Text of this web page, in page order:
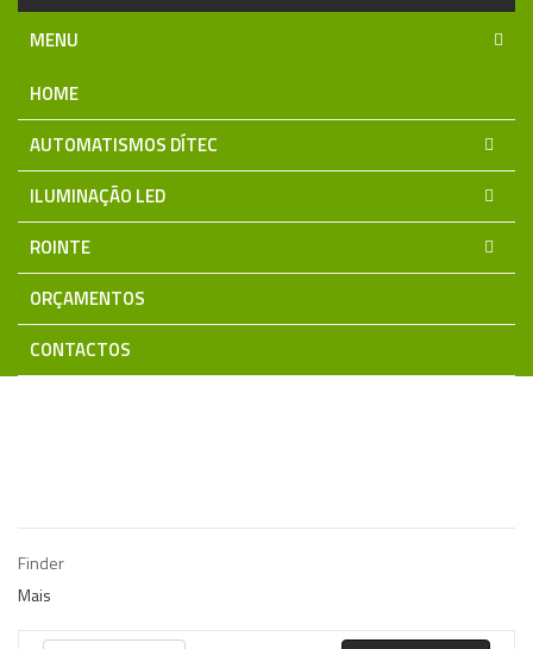
MENU
HOME
AUTOMATISMOS DÍTEC
ILUMINAÇÃO LED
ROINTE
ORÇAMENTOS
CONTACTOS
Finder
Mais